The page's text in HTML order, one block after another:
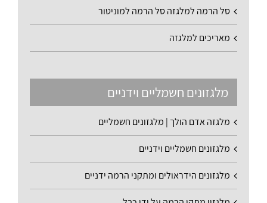
סל הרמה למלגזה סל הרמה למוניטור
מאריכים למלגזה
מלגזונים חשמליים וידניים
מלגזה אדם הולך | מלגזונים חשמליים
מלגזונים חשמליים וידניים
מלגזונים הידראולים ומתקני הרמה ידניים